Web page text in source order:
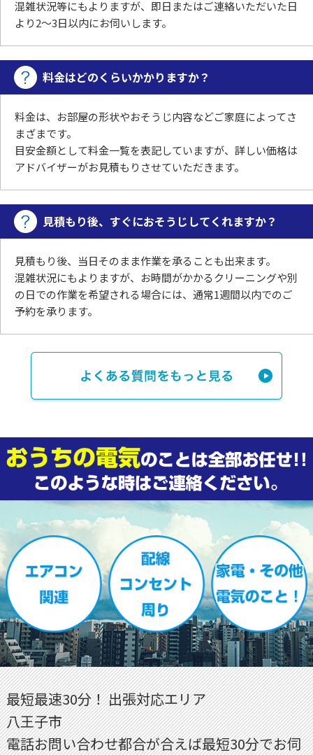
混雑状況等にもよりますが、即日またはご連絡いただいた日
より2～3日以内にお伺いします。
料金はどのくらいかかりますか？
料金は、お部屋の形状やおそうじ内容などご家庭によってさ
まざまです。
目安金額として料金一覧を表記していますが、詳しい価格は
アドバイザーがお見積もりさせていただきます。
見積もり後、すぐにおそうじしてくれますか？
見積もり後、当日そのまま作業を承ることも出来ます。
混雑状況にもよりますが、お時間がかかるクリーニングや別
の日での作業を希望される場合には、 通常1週間以内でのご
予約を承ります。
最短最速30分！ 出張対応エリア
八王子市
電話お問い合わせ都合が合えば最短30分でお伺